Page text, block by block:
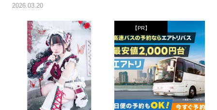
2026.03.20
【PR】